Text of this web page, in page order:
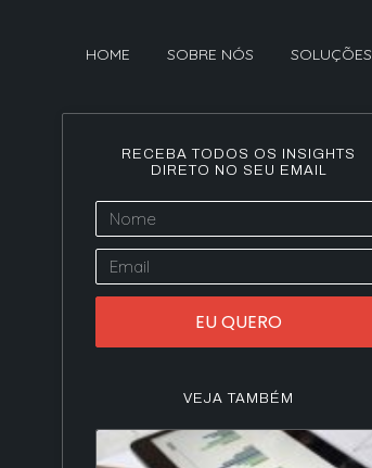
HOME SOBRE NÓS SOLUÇÕES
RECEBA TODOS OS INSIGHTS
DIRETO NO SEU EMAIL
EU QUERO
VEJA TAMBÉM